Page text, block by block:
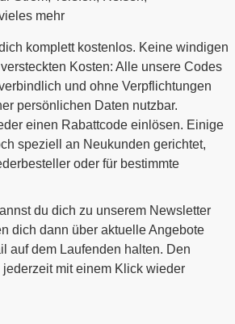
mehr
komplett kostenlos. Keine windigen
Kosten: Alle unsere Codes
und ohne Verpflichtungen
persönlichen Daten nutzbar.
einen Rabattcode einlösen. Einige
speziell an Neukunden gerichtet,
oder für bestimmte
du dich zu unserem Newsletter
dich dann über aktuelle Angebote
auf dem Laufenden halten. Den
mit einem Klick wieder